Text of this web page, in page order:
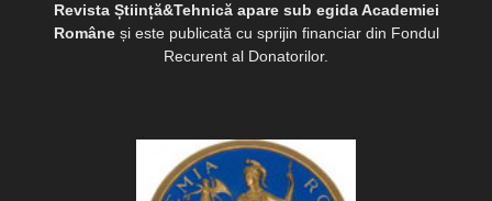
Revista Știință&Tehnică apare sub egida Academiei
Româneși este publicată cu sprijin financiar din Fondul
Recurent al Donatorilor.